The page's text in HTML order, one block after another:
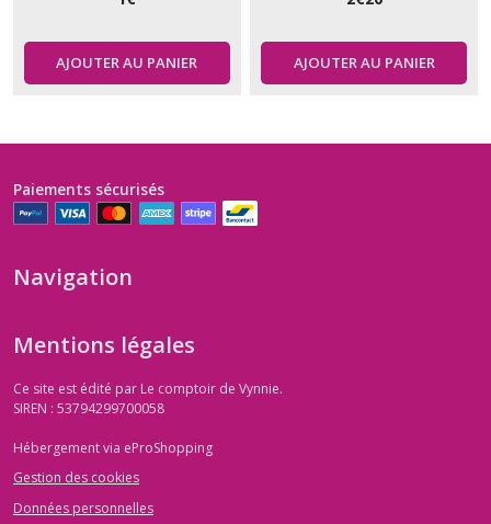
AJOUTER AU PANIER AJOUTER AU PANIER
Paiements sécurisés
Navigation
Mentions légales
Ce site est édité par Le comptoir de Vynnie.
SIREN : 53794299700058
Hébergement via eProShopping
Gestion des cookies
Données personnelles